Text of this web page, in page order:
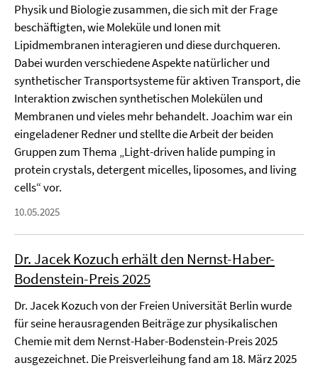
Physik und Biologie zusammen, die sich mit der Frage
beschäftigten, wie Moleküle und Ionen mit
Lipidmembranen interagieren und diese durchqueren.
Dabei wurden verschiedene Aspekte natürlicher und
synthetischer Transportsysteme für aktiven Transport, die
Interaktion zwischen synthetischen Molekülen und
Membranen und vieles mehr behandelt. Joachim war ein
eingeladener Redner und stellte die Arbeit der beiden
Gruppen zum Thema „Light-driven halide pumping in
protein crystals, detergent micelles, liposomes, and living
cells“ vor.
10.05.2025
Dr. Jacek Kozuch erhält den Nernst-Haber-
Bodenstein-Preis 2025
Dr. Jacek Kozuch von der Freien Universität Berlin wurde
für seine herausragenden Beiträge zur physikalischen
Chemie mit dem Nernst-Haber-Bodenstein-Preis 2025
ausgezeichnet. Die Preisverleihung fand am 18. März 2025